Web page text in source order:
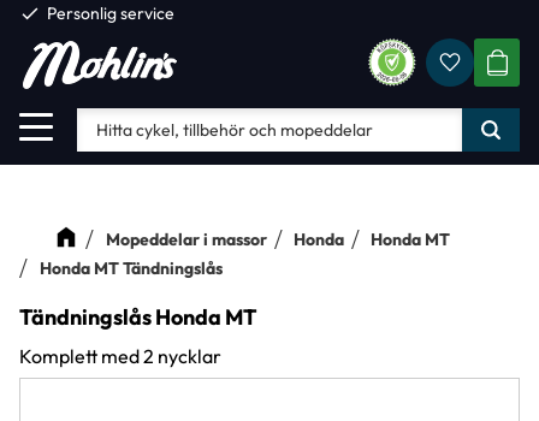
Meny
check Personlig service
Mopeddelar i massor Honda
Honda MT
Honda MT Tändningslås
Tändningslås Honda MT
Komplett med 2 nycklar